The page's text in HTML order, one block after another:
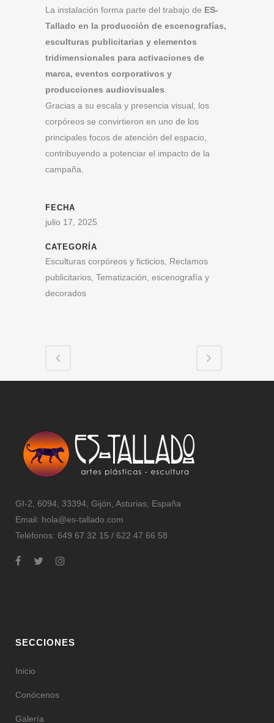
La instalación forma parte del trabajo de ES-
Tallado en la producción de escenografías,
esculturas publicitarias y elementos
tridimensionales para activaciones de
marca, eventos corporativos y
producciones audiovisuales.
Gracias a su escala y presencia visual, los
corpóreos se convirtieron en uno de los
principales focos de atención del espacio,
contribuyendo a potenciar el impacto de la
campaña.
FECHA
julio 17, 2025
CATEGORÍA
Esculturas corpóreos y ficticios, Reclamos
publicitarios, Tematización, escenografía y
decorados
GI-2, 6094, 33394, Gijón, Asturias, España
Email: hola@es-tallado.com
Teléfonos: 649 67 32 15 / 622 47 66 58
SECCIONES
Inicio
Conócenos
Galería